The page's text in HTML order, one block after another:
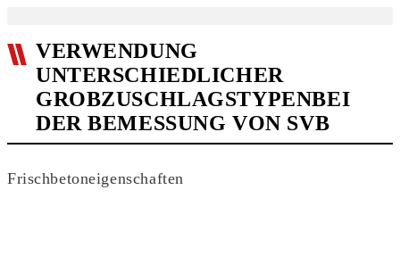
VERWENDUNG
UNTERSCHIEDLICHER
GROBZUSCHLAGSTYPENBEI
DER BEMESSUNG VON SVB
Frischbetoneigenschaften